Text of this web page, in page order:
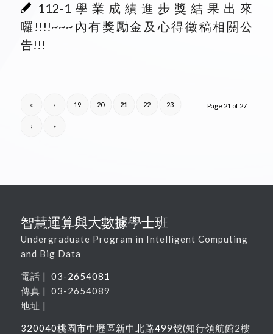
112-1學業成績進步獎結果出來
囉!!!!~~~內有獎勵金及心得徵稿相關公
告!!!
Page 21 of 27
« ‹ 19 20 21 22 23
› »
智慧運算與大數據學士班
Undergraduate Program in Intelligent Computing
and Big Data
電話 | 03-2654081
傳真 | 03-2654089
地址 |
320040桃園市中壢區新中北路499號(知行領航館2樓